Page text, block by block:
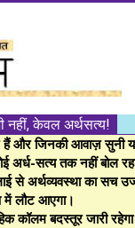
नहीं, केवल अर्थसत्य!
और जिनकी आवाज़ सुनी
सत्य तक नहीं बोल
से अर्थव्यवस्था का सच
लौट आएगा।
कॉलम बदस्तूर जारी